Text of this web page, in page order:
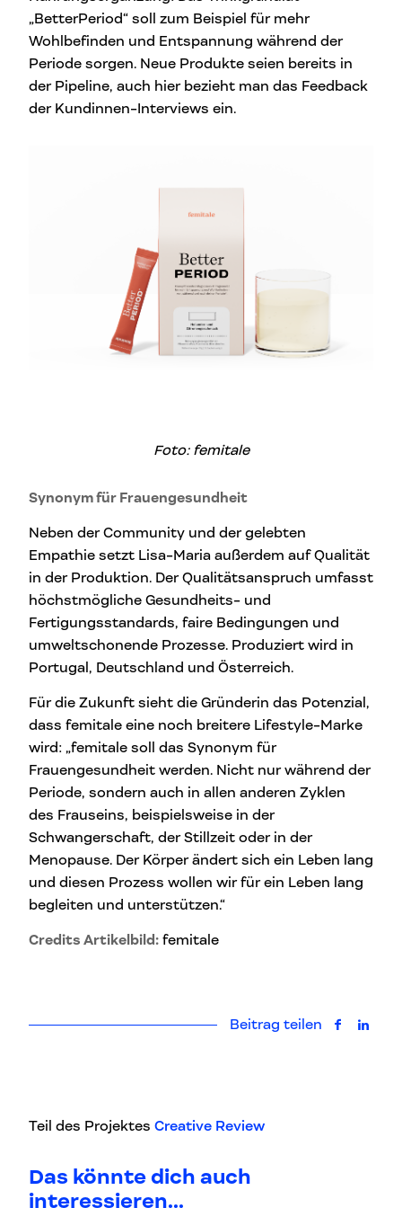
Teil des Projektes Creative Review
„BetterPeriod“ soll zum Beispiel für mehr
Wohlbefinden und Entspannung während der
Periode sorgen. Neue Produkte seien bereits in
der Pipeline, auch hier bezieht man das Feedback
der Kundinnen-Interviews ein.
Foto: femitale
Synonym für Frauengesundheit
Neben der Community und der gelebten
Empathie setzt Lisa-Maria außerdem auf Qualität
in der Produktion. Der Qualitätsanspruch umfasst
höchstmögliche Gesundheits- und
Fertigungsstandards, faire Bedingungen und
umweltschonende Prozesse. Produziert wird in
Portugal, Deutschland und Österreich.
Für die Zukunft sieht die Gründerin das Potenzial,
dass femitale eine noch breitere Lifestyle-Marke
wird: „femitale soll das Synonym für
Frauengesundheit werden. Nicht nur während der
Periode, sondern auch in allen anderen Zyklen
des Frauseins, beispielsweise in der
Schwangerschaft, der Stillzeit oder in der
Menopause. Der Körper ändert sich ein Leben lang
und diesen Prozess wollen wir für ein Leben lang
begleiten und unterstützen.“
Credits Artikelbild: femitale
Beitrag teilen auf auf
Das könnte dich auch
interessieren...